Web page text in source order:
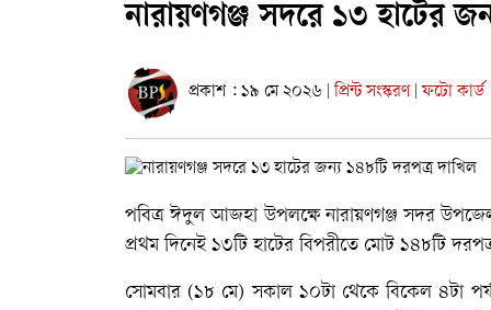
নারায়ণগঞ্জ সদরে ১৩ হাটের
প্রকাশ : ১৯ মে ২০২৬ প্রিন্ট সংস্করণ ফটো কার্ড
পবিত্র ঈদুল আজহা উপলক্ষে নারায়ণগঞ্জ সদর
প্রথম দিনেই ১৩টি হাটের বিপরীতে মোট ১৪৮টি
সোমবার (১৮ মে) সকাল ১০টা থেকে বিকেল ৪টা